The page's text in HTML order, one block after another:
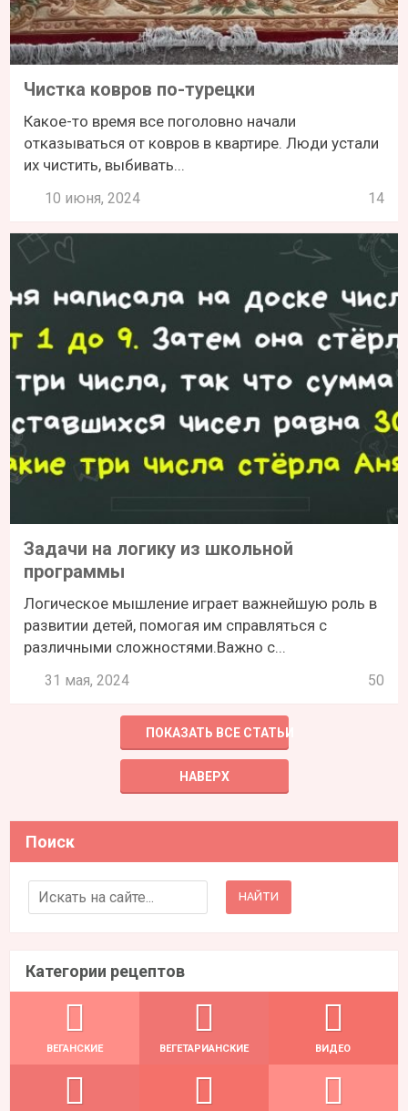
Чистка ковров по-турецки
Какое-то время все поголовно начали
отказываться от ковров в квартире. Люди устали
их чистить, выбивать...
10 июня, 2024 14
Задачи на логику из школьной
программы
Логическое мышление играет важнейшую роль в
развитии детей, помогая им справляться с
различными сложностями.Важно с...
31 мая, 2024 50
ПОКАЗАТЬ ВСЕ СТАТЬИ
НАВЕРХ
Поиск
Search for:
Категории рецептов
ВЕГАНСКИЕ ВЕГЕТАРИАНСКИЕ ВИДЕО